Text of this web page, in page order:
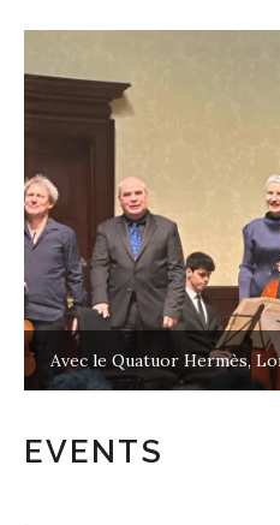
Avec le Quatuor Hermès,
EVENTS